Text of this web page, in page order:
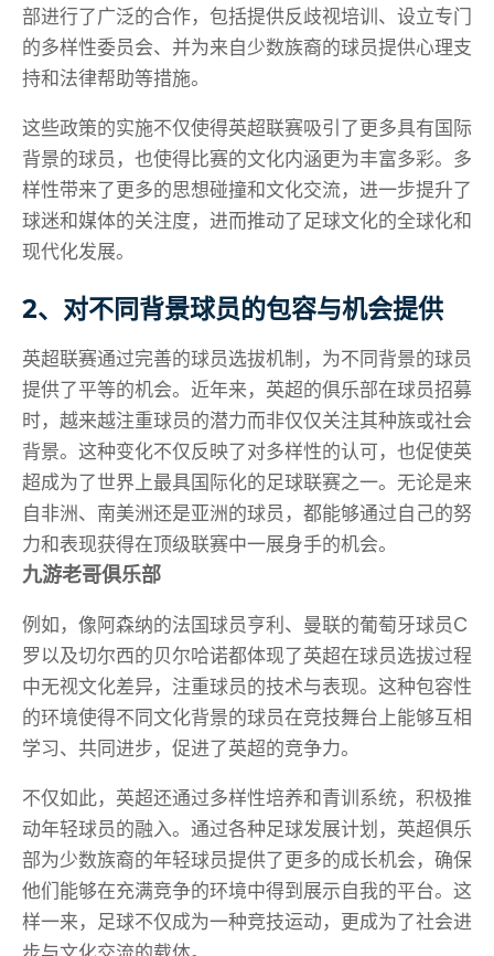
部进行了广泛的合作，包括提供反歧视培训、设立专门
的多样性委员会、并为来自少数族裔的球员提供心理支
持和法律帮助等措施。
这些政策的实施不仅使得英超联赛吸引了更多具有国际
背景的球员，也使得比赛的文化内涵更为丰富多彩。多
样性带来了更多的思想碰撞和文化交流，进一步提升了
球迷和媒体的关注度，进而推动了足球文化的全球化和
现代化发展。
2、对不同背景球员的包容与机会提供
英超联赛通过完善的球员选拔机制，为不同背景的球员
提供了平等的机会。近年来，英超的俱乐部在球员招募
时，越来越注重球员的潜力而非仅仅关注其种族或社会
背景。这种变化不仅反映了对多样性的认可，也促使英
超成为了世界上最具国际化的足球联赛之一。无论是来
自非洲、南美洲还是亚洲的球员，都能够通过自己的努
力和表现获得在顶级联赛中一展身手的机会。
九游老哥俱乐部
例如，像阿森纳的法国球员亨利、曼联的葡萄牙球员C
罗以及切尔西的贝尔哈诺都体现了英超在球员选拔过程
中无视文化差异，注重球员的技术与表现。这种包容性
的环境使得不同文化背景的球员在竞技舞台上能够互相
学习、共同进步，促进了英超的竞争力。
不仅如此，英超还通过多样性培养和青训系统，积极推
动年轻球员的融入。通过各种足球发展计划，英超俱乐
部为少数族裔的年轻球员提供了更多的成长机会，确保
他们能够在充满竞争的环境中得到展示自我的平台。这
样一来，足球不仅成为一种竞技运动，更成为了社会进